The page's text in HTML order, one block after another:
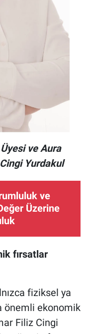
ve Aura
Yurdakul
ve
fırsatlar
fiziksel ya
önemli ekonomik
Filiz Cingi